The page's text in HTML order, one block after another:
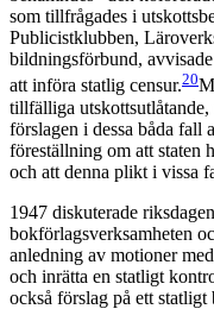
som tillfrågades i
Publicistklubben,
bildningsförbund,
att införa statlig censur.20
tillfälliga
förslagen i dessa båda fall
föreställning om att staten
och att denna plikt i vissa
1947 diskuterade
bokförlagsverksamheten
anledning av motioner
och inrätta en statligt
också förslag på ett